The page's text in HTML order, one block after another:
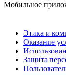
Мобильное
Этика и
Оказание
Защита